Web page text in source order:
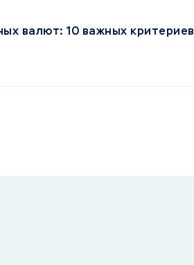
валют: 10 важных критериев